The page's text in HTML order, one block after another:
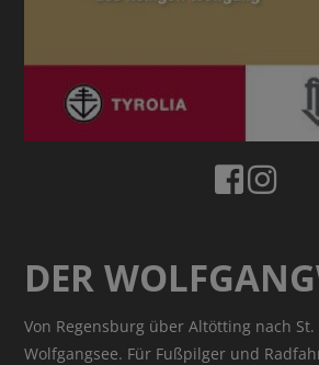
DER
Von Regensburg über Altötting nach St.
Wolfgangsee. Für Fußpilger und